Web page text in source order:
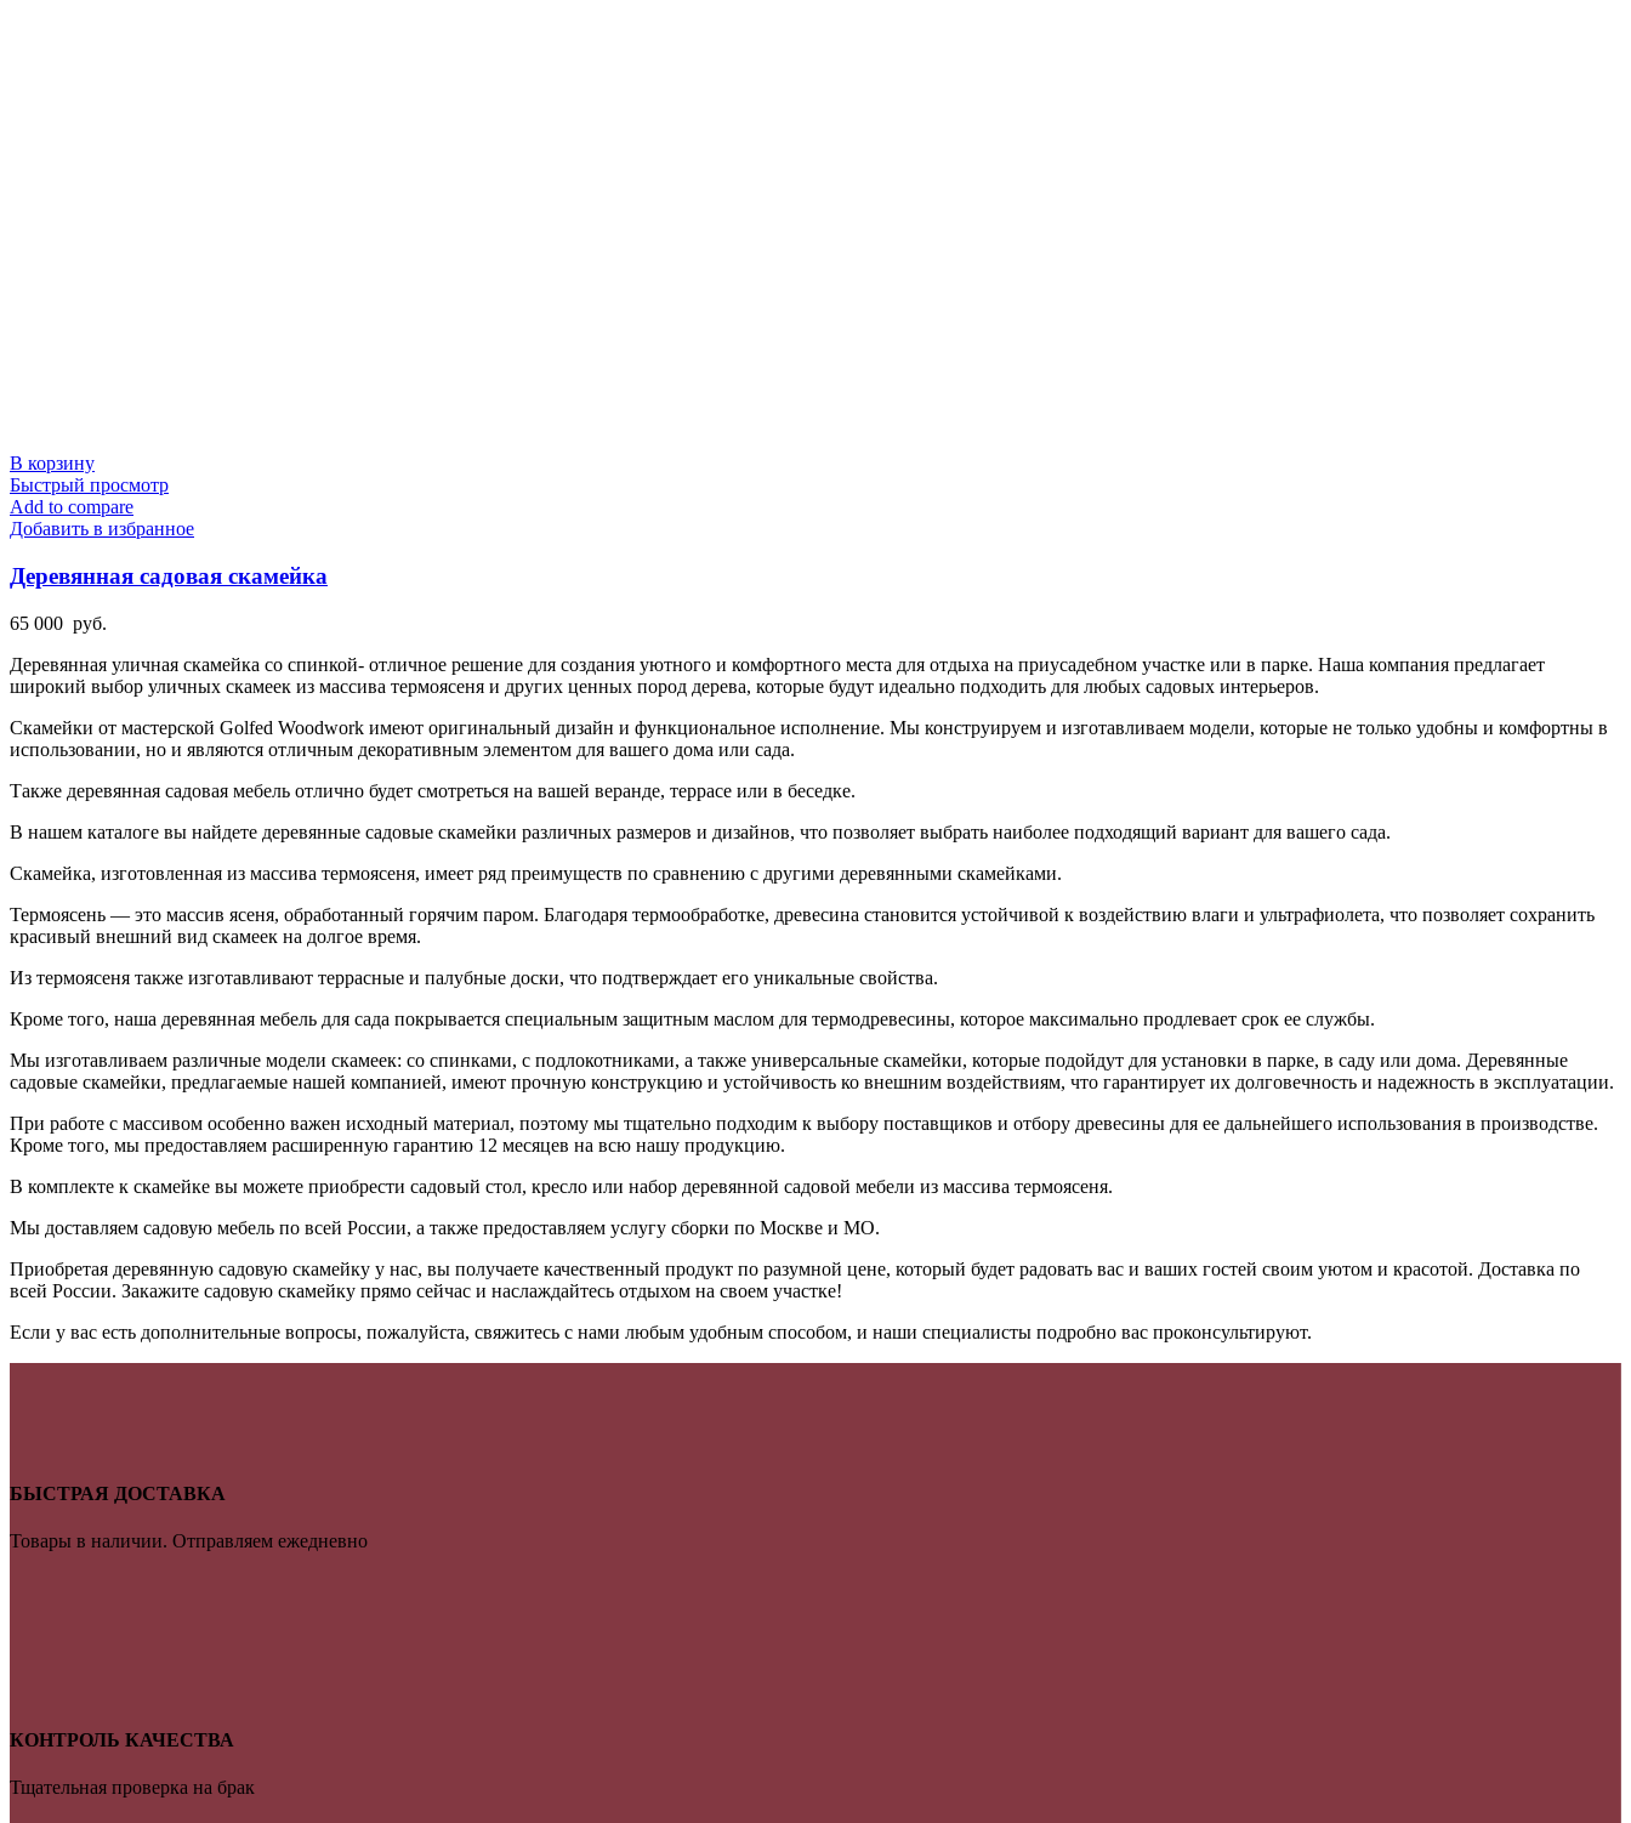
В корзину
Быстрый просмотр
Add to compare
Добавить в избранное
Деревянная садовая скамейка
65 000 руб.
Деревянная уличная скамейка со спинкой- отличное решение для создания уютного и комфортного места для отдыха на приусадебном участке или в парке. Наша компания предлагает
широкий выбор уличных скамеек из массива термоясеня и других ценных пород дерева, которые будут идеально подходить для любых садовых интерьеров.
Скамейки от мастерской Golfed Woodwork имеют оригинальный дизайн и функциональное исполнение. Мы конструируем и изготавливаем модели, которые не только удобны и комфортны в
использовании, но и являются отличным декоративным элементом для вашего дома или сада.
Также деревянная садовая мебель отлично будет смотреться на вашей веранде, террасе или в беседке.
В нашем каталоге вы найдете деревянные садовые скамейки различных размеров и дизайнов, что позволяет выбрать наиболее подходящий вариант для вашего сада.
Скамейка, изготовленная из массива термоясеня, имеет ряд преимуществ по сравнению с другими деревянными скамейками.
Термоясень — это массив ясеня, обработанный горячим паром. Благодаря термообработке, древесина становится устойчивой к воздействию влаги и ультрафиолета, что позволяет сохранить
красивый внешний вид скамеек на долгое время.
Из термоясеня также изготавливают террасные и палубные доски, что подтверждает его уникальные свойства.
Кроме того, наша деревянная мебель для сада покрывается специальным защитным маслом для термодревесины, которое максимально продлевает срок ее службы.
Мы изготавливаем различные модели скамеек: со спинками, с подлокотниками, а также универсальные скамейки, которые подойдут для установки в парке, в саду или дома. Деревянные
садовые скамейки, предлагаемые нашей компанией, имеют прочную конструкцию и устойчивость ко внешним воздействиям, что гарантирует их долговечность и надежность в эксплуатации.
При работе с массивом особенно важен исходный материал, поэтому мы тщательно подходим к выбору поставщиков и отбору древесины для ее дальнейшего использования в производстве.
Кроме того, мы предоставляем расширенную гарантию 12 месяцев на всю нашу продукцию.
В комплекте к скамейке вы можете приобрести садовый стол, кресло или набор деревянной садовой мебели из массива термоясеня.
Мы доставляем садовую мебель по всей России, а также предоставляем услугу сборки по Москве и МО.
Приобретая деревянную садовую скамейку у нас, вы получаете качественный продукт по разумной цене, который будет радовать вас и ваших гостей своим уютом и красотой. Доставка по
всей России. Закажите садовую скамейку прямо сейчас и наслаждайтесь отдыхом на своем участке!
Если у вас есть дополнительные вопросы, пожалуйста, свяжитесь с нами любым удобным способом, и наши специалисты подробно вас проконсультируют.
БЫСТРАЯ ДОСТАВКА
Товары в наличии. Отправляем ежедневно
КОНТРОЛЬ КАЧЕСТВА
Тщательная проверка на брак